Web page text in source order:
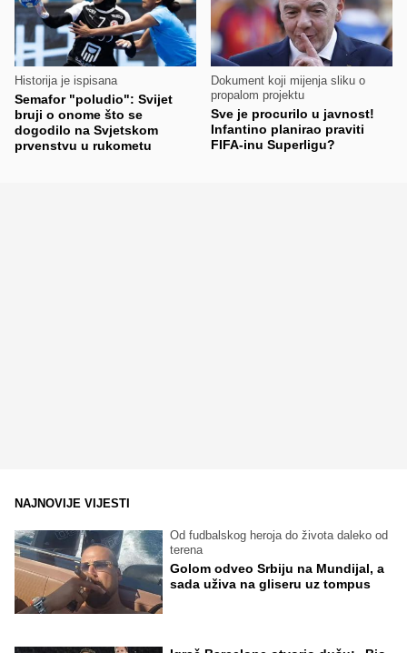
Historija je ispisana
Semafor "poludio": Svijet
bruji o onome što se
dogodilo na Svjetskom
prvenstvu u rukometu
Dokument koji mijenja sliku o
propalom projektu
Sve je procurilo u javnost!
Infantino planirao praviti
FIFA-inu Superligu?
NAJNOVIJE VIJESTI
Od fudbalskog heroja do života daleko od
terena
Golom odveo Srbiju na Mundijal, a
sada uživa na gliseru uz tompus